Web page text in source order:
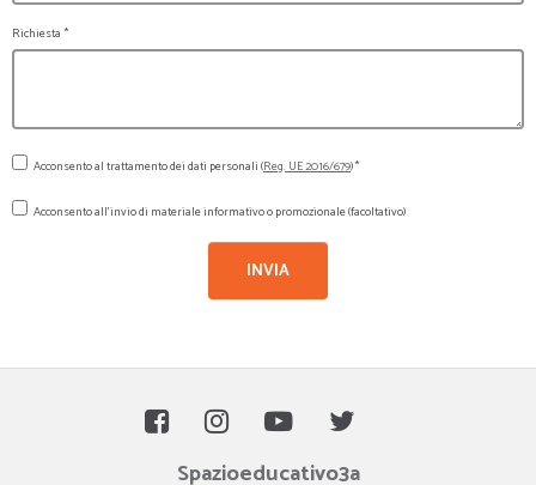
Richiesta *
Acconsento al trattamento dei dati personali (Reg. UE 2016/679) *
Acconsento all'invio di materiale informativo o promozionale (facoltativo)
INVIA
Spazioeducativo3a